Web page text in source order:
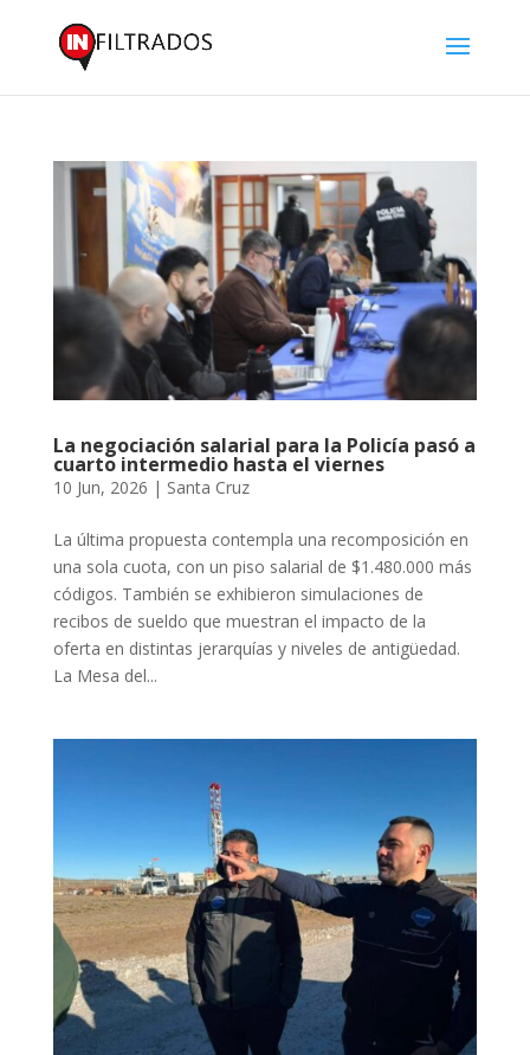
La negociación salarial para la Policía pasó a
cuarto intermedio hasta el viernes
10 Jun, 2026 | Santa Cruz
La última propuesta contempla una recomposición en
una sola cuota, con un piso salarial de $1.480.000 más
códigos. También se exhibieron simulaciones de
recibos de sueldo que muestran el impacto de la
oferta en distintas jerarquías y niveles de antigüedad.
La Mesa del...